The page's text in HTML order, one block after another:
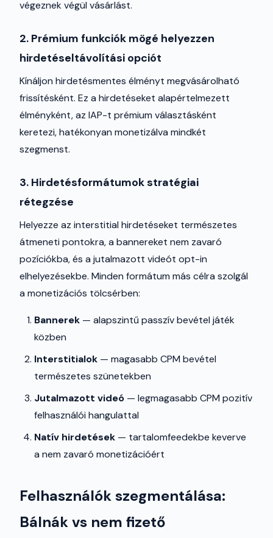
végeznek végül vásárlást.
2. Prémium funkciók mögé helyezzen
hirdetéseltávolítási opciót
Kínáljon hirdetésmentes élményt megvásárolható
frissítésként. Ez a hirdetéseket alapértelmezett
élményként, az IAP-t prémium választásként
keretezi, hatékonyan monetizálva mindkét
szegmenst.
3. Hirdetésformátumok stratégiai
rétegzése
Helyezze az interstitial hirdetéseket természetes
átmeneti pontokra, a bannereket nem zavaró
pozíciókba, és a jutalmazott videót opt-in
elhelyezésekbe. Minden formátum más célra szolgál
a monetizációs tölcsérben:
Bannerek — alapszintű passzív bevétel játék
közben
Interstitialok — magasabb CPM bevétel
természetes szünetekben
Jutalmazott videó — legmagasabb CPM pozitív
felhasználói hangulattal
Natív hirdetések — tartalomfeedekbe keverve
a nem zavaró monetizációért
Felhasználók szegmentálása:
Bálnák vs nem fizető